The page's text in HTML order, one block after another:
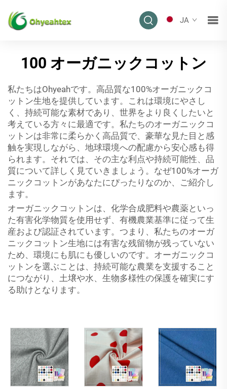
JA
100 オーガニックコットン
私たちはOhyeahです。高品質な100%オーガニックコ
ットン生地を提供しています。これは環境にやさし
く、持続可能な素材であり、世界をより良くしたいと
考えている方々に最適です。私たちのオーガニックコ
ットンは非常に柔らかく高品質で、豪華な見た目と感
触を実現しながら、地球環境への配慮から安心感も得
られます。それでは、その主な利点や持続可能性、品
質について詳しく見ていきましょう。なぜ100%オーガ
ニックコットンがあなたにぴったりなのか、ご紹介し
ます。
オーガニックコットンは、化学合成肥料や農薬といっ
た有害化学物質を使用せず、有機農業基準に従って生
産および認証されています。つまり、私たちのオーガ
ニックコットン生地には有害な残留物が残っていない
ため、環境にも肌にも優しいのです。オーガニックコ
ットンを選ぶことは、持続可能な農業を支援すること
につながり、土壌や水、生物多様性の保護を確実にす
る助けとなります。